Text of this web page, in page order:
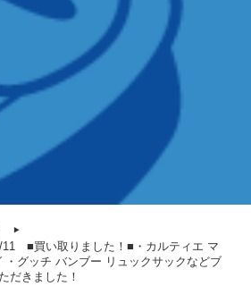
11 ■買い取りました！■・カルティエ マ
・グッチ バンブー リュックサックなどブ
だきました！